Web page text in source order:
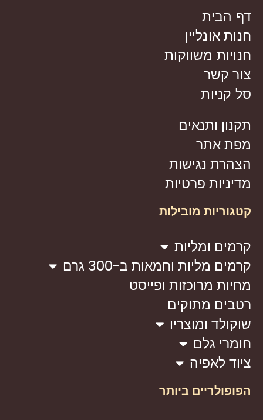
דף הבית
חנות אונליין
חנויות משווקות
צור קשר
סל קניות
תקנון ותנאים
מפת אתר
הצהרת נגישות
מדיניות פרטיות
קטגוריות מובילות
קרמים ומליות
קרמים מליות וחמאות ב-300 גרם
מחיות מרוכזות ופייסט
רטבים מתוקים
שוקולד ומוצריו
חומרי גלם
ציוד לאפיה
הפופולריים ביותר